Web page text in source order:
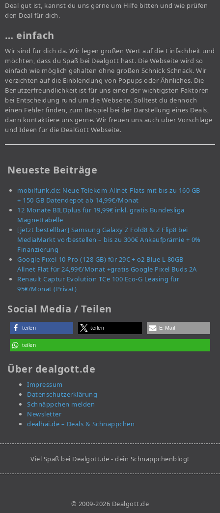
Deal gut ist, kannst du uns gerne um Hilfe bitten und wie prüfen
den Deal für dich.
… einfach
Wir sind für dich da. Wir legen großen Wert auf die Einfachheit und
möchten, dass du Spaß bei Dealgott hast. Die Webseite wird so
einfach wie möglich gehalten ohne großen Schnick Schnack. Wir
verzichten auf die Einblendung von Popups oder Ähnliches. Die
Benutzerfreundlichkeit ist für uns einer der wichtigsten Faktoren
bei Entscheidung rund um die Webseite. Solltest du dennoch
einen Fehler finden, zum Beispiel bei der Darstellung eines Deals,
dann kontaktiere uns gerne. Wir freuen uns auch über Vorschläge
und Ideen für die DealGott Webseite.
Neueste Beiträge
mobilfunk.de: Neue Telekom-Allnet-Flats mit bis zu 160 GB
+ 150 GB Datendepot ab 14,99€/Monat
12 Monate BILDplus für 19,99€ inkl. gratis Bundesliga
Magnettabelle
[jetzt bestellbar] Samsung Galaxy Z Fold8 & Z Flip8 bei
MediaMarkt vorbestellen – bis zu 300€ Ankaufprämie + 0%
Finanzierung
Google Pixel 10 Pro (128 GB) für 29€ + o2 Blue L 80GB
Allnet Flat für 24,99€/Monat +gratis Google Pixel Buds 2A
Renault Captur Evolution TCe 100 Eco-G Leasing für
95€/Monat (Privat)
Social Media / Teilen
teilen teilen E-Mail
teilen
Über dealgott.de
Impressum
Datenschutzerklärung
Schnäppchen melden
Newsletter
dealhai.de – Deals & Schnäppchen
Viel Spaß bei Dealgott.de - dein Schnäppchenblog!
© 2009-2026 Dealgott.de